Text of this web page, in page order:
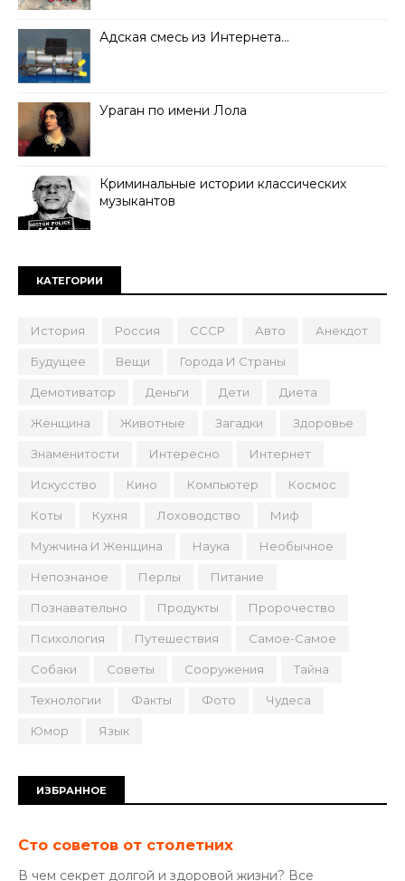
Адская смесь из Интернета…
Ураган по имени Лола
Криминальные истории классических
музыкантов
КАТЕГОРИИ
История Россия СССР Авто Анекдот
Будущее Вещи Города И Страны
Демотиватор Деньги Дети Диета
Женщина Животные Загадки Здоровье
Знаменитости Интересно Интернет
Искусство Кино Компьютер Космос
Коты Кухня Лоховодство Миф
Мужчина И Женщина Наука Необычное
Непознаное Перлы Питание
Познавательно Продукты Пророчество
Психология Путешествия Самое-Самое
Собаки Советы Сооружения Тайна
Технологии Факты Фото Чудеса
Юмор Язык
ИЗБРАННОЕ
Сто советов от столетних
В чем секрет долгой и здоровой жизни? Все